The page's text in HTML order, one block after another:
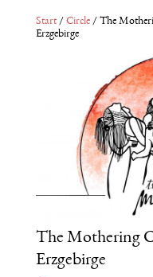
Start/ Circle/ The
Erzgebirge
The Mothering
Erzgebirge